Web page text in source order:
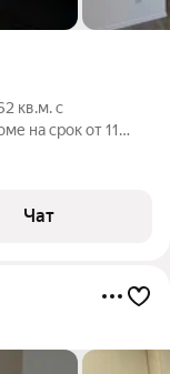
кв.м. с
на срок от 11
Чат